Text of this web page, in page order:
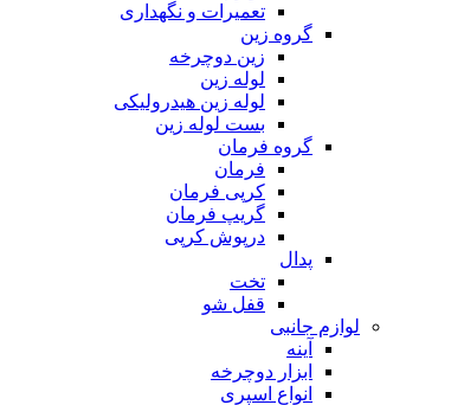
تعمیرات و نگهداری
گروه زین
زین دوچرخه
لوله زین
لوله زین هیدرولیکی
بست لوله زین
گروه فرمان
فرمان
کرپی فرمان
گریپ فرمان
درپوش کرپی
پدال
تخت
قفل شو
لوازم جانبی
آینه
ابزار دوچرخه
انواع اسپری